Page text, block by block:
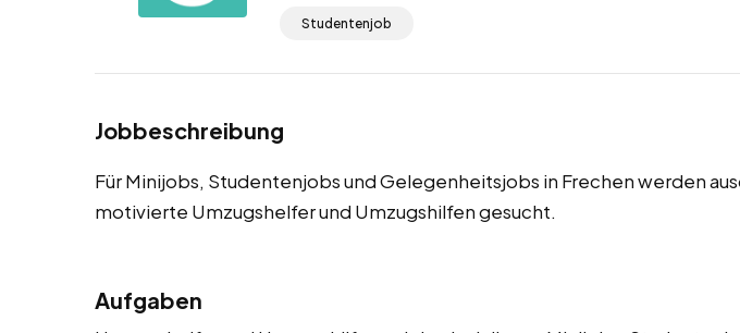
Studentenjob
Jobbeschreibung
Für Minijobs, Studentenjobs und Gelegenheitsjobs in Frechen werden
motivierte Umzugshelfer und Umzugshilfen gesucht.
Aufgaben